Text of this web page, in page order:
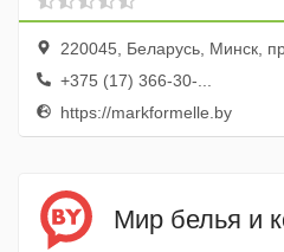
220045, Беларусь, Минск,
+375 (17) 366-30-...
https://markformelle.by
Мир белья и